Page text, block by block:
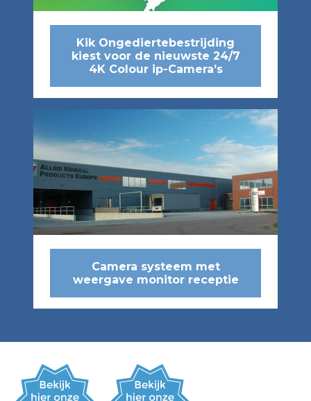
Kik Ongediertebestrijding
kiest voor de nieuwste 24/7
4K Colour ip-Camera’s
Camera systeem met
weergave monitor receptie